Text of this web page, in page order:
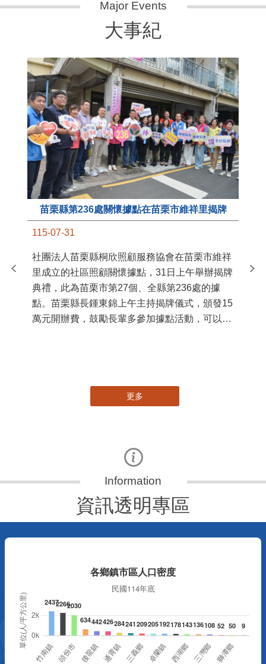
大事紀
苗栗縣第236處關懷據點在苗栗市維祥里揭牌
115-07-31
社團法人苗栗縣桐欣照顧服務協會在苗栗市維祥
里成立的社區照顧關懷據點，31日上午舉辦揭牌
典禮，此為苗栗市第27個、全縣第236處的據
點。苗栗縣長鍾東錦上午主持揭牌儀式，頒發15
萬元開辦費，鼓勵長輩多參加據點活動，可以更
苗
更多
資訊透明專區